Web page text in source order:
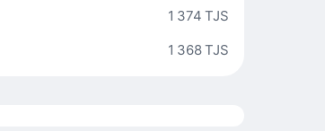
1 374 TJS
1 368 TJS